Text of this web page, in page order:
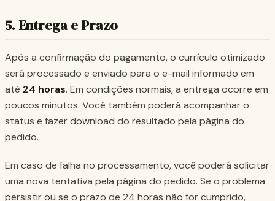
5. Entrega e Prazo
Após a confirmação do pagamento, o currículo otimizado
será processado e enviado para o e-mail informado em
até 24 horas. Em condições normais, a entrega ocorre em
poucos minutos. Você também poderá acompanhar o
status e fazer download do resultado pela página do
pedido.
Em caso de falha no processamento, você poderá solicitar
uma nova tentativa pela página do pedido. Se o problema
persistir ou se o prazo de 24 horas não for cumprido,